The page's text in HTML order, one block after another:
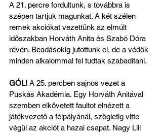
A 21. percre fordultunk, s továbbra is
szépen tartjuk magunkat. A két szélen
remek akciókat vezettünk az elmúlt
időszakban Horváth Anita és Szabó Dóra
révén. Beadásokig jutottunk el, de a védők
minden alkalommal fel tudtak szabadítani.
GÓL! A 25. percben sajnos vezet a
Puskás Akadémia. Egy Horváth Anitával
szemben elkövetett faultot elnézett a
játékvezető a félpályánál, szögletig vitte
végül az akciót a hazai csapat. Nagy Lili